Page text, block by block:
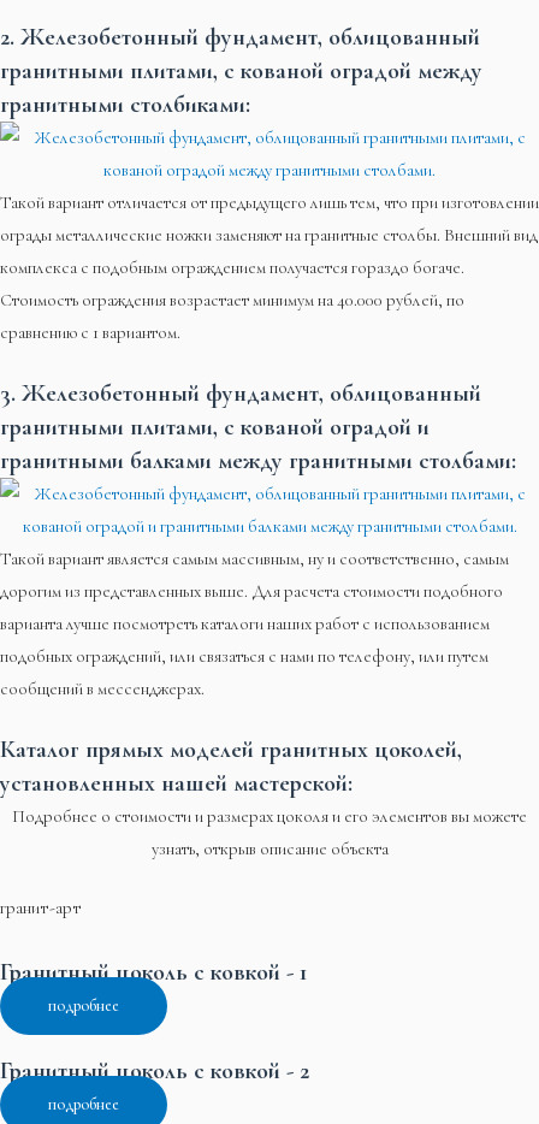
2. Железобетонный фундамент, облицованный
гранитными плитами, с кованой оградой между
гранитными столбиками:
Такой вариант отличается от предыдущего лишь тем, что при изготовлении
ограды металлические ножки заменяют на гранитные столбы. Внешний вид
комплекса с подобным ограждением получается гораздо богаче.
Стоимость ограждения возрастает минимум на 40.000 рублей, по
сравнению с 1 вариантом.
3. Железобетонный фундамент, облицованный
гранитными плитами, с кованой оградой и
гранитными балками между гранитными столбами:
Такой вариант является самым массивным, ну и соответственно, самым
дорогим из представленных выше. Для расчета стоимости подобного
варианта лучше посмотреть каталоги наших работ с использованием
подобных ограждений, или связаться с нами по телефону, или путем
сообщений в мессенджерах.
Каталог прямых моделей гранитных цоколей,
установленных нашей мастерской:
Подробнее о стоимости и размерах цоколя и его элементов вы можете
узнать, открыв описание объекта
гранит-арт
Гранитный цоколь с ковкой - 1
подробнее
Гранитный цоколь с ковкой - 2
подробнее